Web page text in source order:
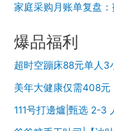
家庭采购月账单复盘
爆品福利
超时空蹦床88元单人3
美年大健康仅需408元
111号打邊爐|甄选 2-3